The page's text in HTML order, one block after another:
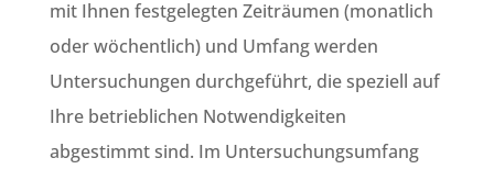
mit Ihnen festgelegten Zeiträumen (monatlich
oder wöchentlich) und Umfang werden
Untersuchungen durchgeführt, die speziell auf
Ihre betrieblichen Notwendigkeiten
abgestimmt sind. Im Untersuchungsumfang